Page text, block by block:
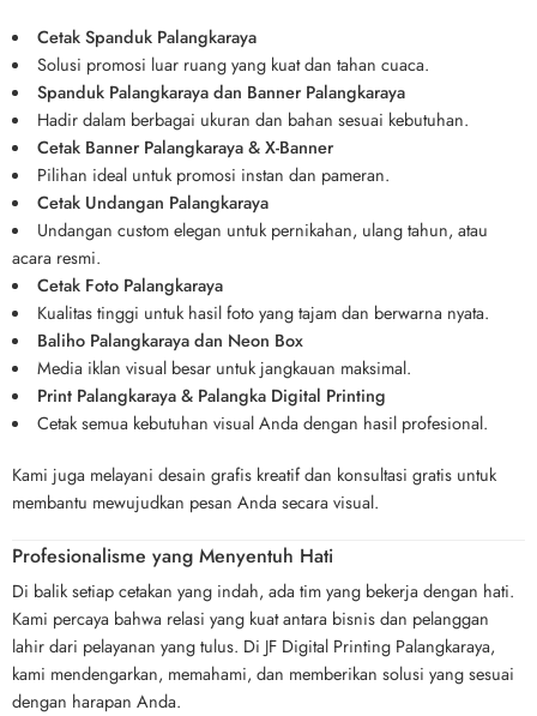
Cetak Spanduk Palangkaraya
Solusi promosi luar ruang yang kuat dan tahan cuaca.
Spanduk Palangkaraya dan Banner Palangkaraya
Hadir dalam berbagai ukuran dan bahan sesuai kebutuhan.
Cetak Banner Palangkaraya & X-Banner
Pilihan ideal untuk promosi instan dan pameran.
Cetak Undangan Palangkaraya
Undangan custom elegan untuk pernikahan, ulang tahun, atau
acara resmi.
Cetak Foto Palangkaraya
Kualitas tinggi untuk hasil foto yang tajam dan berwarna nyata.
Baliho Palangkaraya dan Neon Box
Media iklan visual besar untuk jangkauan maksimal.
Print Palangkaraya & Palangka Digital Printing
Cetak semua kebutuhan visual Anda dengan hasil profesional.
Kami juga melayani desain grafis kreatif dan konsultasi gratis untuk
membantu mewujudkan pesan Anda secara visual.
Profesionalisme yang Menyentuh Hati
Di balik setiap cetakan yang indah, ada tim yang bekerja dengan hati.
Kami percaya bahwa relasi yang kuat antara bisnis dan pelanggan
lahir dari pelayanan yang tulus. Di JF Digital Printing Palangkaraya,
kami mendengarkan, memahami, dan memberikan solusi yang sesuai
dengan harapan Anda.